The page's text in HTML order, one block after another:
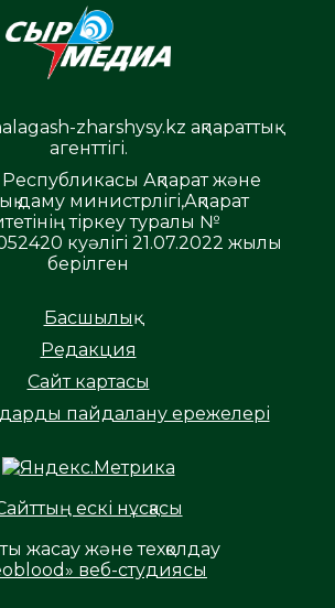
zharshysy.kz ақпараттық
агенттігі.
Республикасы Ақпарат және
даму министрлігі,Ақпарат
тіркеу туралы №
куәлігі 21.07.2022 жылы
берілген
Басшылық
Редакция
Сайт картасы
пайдалану ережелері
ескі нұсқасы
жасау және техқолдау
веб-студиясы